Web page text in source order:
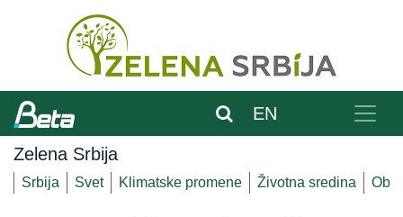
EN
Zelena Srbija
Srbija Svet Klimatske promene Životna sredina